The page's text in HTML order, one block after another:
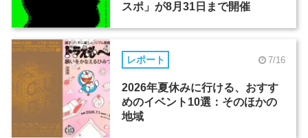
スポ」が8月31日まで開催
レポート 7/16
2026年夏休みに行ける、おすす
めのイベント10選：そのほかの
地域